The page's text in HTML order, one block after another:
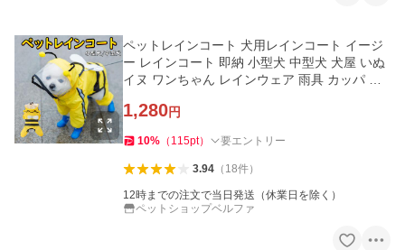
ペットレインコート 犬用レインコート イージ
ー レインコート 即納 小型犬 中型犬 犬屋 いぬ
イヌ ワンちゃん レインウェア 雨具 カッパ 送
1,280円
10% （ 115pt） 要エントリー
3.94（ 18件）
12時までの注文で当日発送（休業日を除く）
ペットショップベルファ